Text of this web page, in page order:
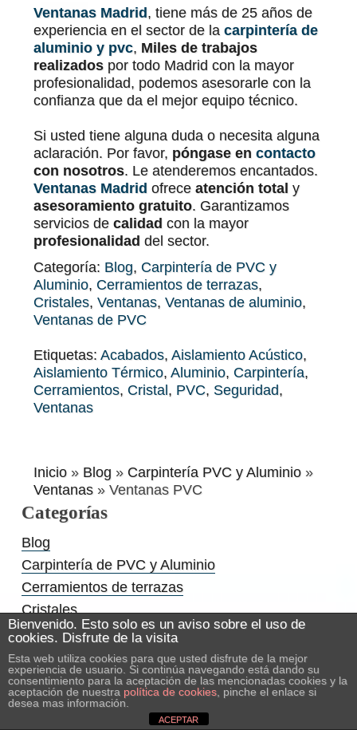
Ventanas Madrid , tiene más de 25 años de
experiencia en el sector de lacarpintería de
aluminio y pvc, Miles de trabajos
realizados por todo Madrid con la mayor
profesionalidad, podemos asesorarle con la
confianza que da el mejor equipo técnico.
Si usted tiene alguna duda o necesita alguna
aclaración. Por favor, póngase encontacto
con nosotros. Le atenderemos encantados.
Ventanas Madrid ofreceatención total y
asesoramiento gratuito. Garantizamos
servicios decalidad con la mayor
profesionalidad del sector.
Categoría: Blog, Carpintería de PVC y
Aluminio, Cerramientos de terrazas,
Cristales,Ventanas,Ventanas de aluminio,
Ventanas de PVC
Etiquetas:Acabados,Aislamiento Acústico,
Aislamiento Térmico,Aluminio, Carpintería,
Cerramientos, Cristal , PVC, Seguridad,
Ventanas
Inicio » Blog » Carpintería PVC y Aluminio »
Ventanas »Ventanas PVC
Categorías
Blog
Carpintería de PVC y Aluminio
Cerramientos de terrazas
Cristales
Ventanas
Ventanas de aluminio
Ventanas de PVC
Entradas recientes
Bienvenido. Esto solo es un aviso sobre el uso de
cookies. Disfrute de la visita
Esta web utiliza cookies para que usted disfrute de la mejor
experiencia de usuario. Si continúa navegando está dando su
consentimiento para la aceptación de las mencionadas cookies y la
aceptación de nuestra política de cookies , pinche el enlace si
desea mas información.
ACEPTAR